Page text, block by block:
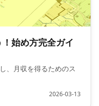
始め方完全ガイ
、月収を得るためのス
2026-03-13